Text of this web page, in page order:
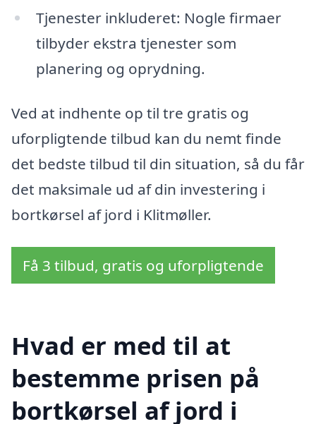
Tjenester inkluderet: Nogle firmaer
tilbyder ekstra tjenester som
planering og oprydning.
Ved at indhente op til tre gratis og
uforpligtende tilbud kan du nemt finde
det bedste tilbud til din situation, så du får
det maksimale ud af din investering i
bortkørsel af jord i Klitmøller.
Få 3 tilbud, gratis og uforpligtende
Hvad er med til at
bestemme prisen på
bortkørsel af jord i